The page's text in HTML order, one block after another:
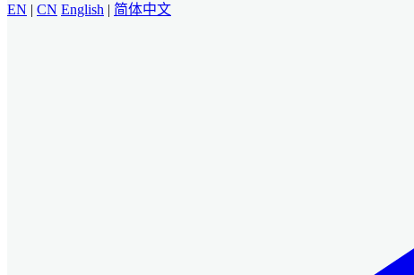
EN | CN English | 简体中文